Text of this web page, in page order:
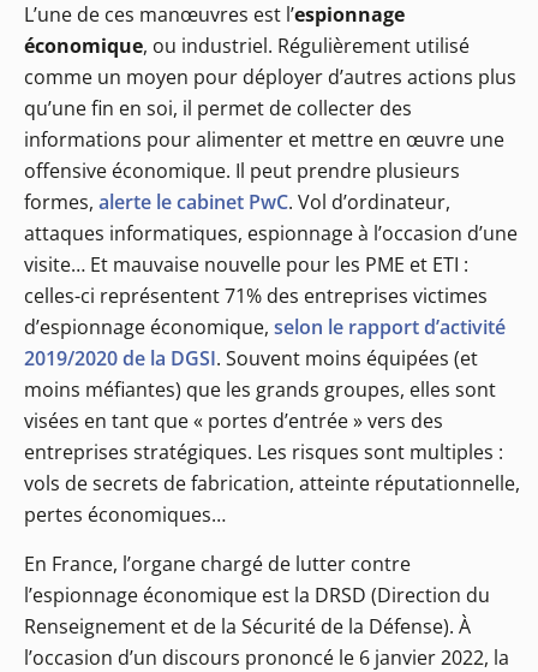
L’une de ces manœuvres est l’espionnage
économique, ou industriel. Régulièrement utilisé
comme un moyen pour déployer d’autres actions plus
qu’une fin en soi, il permet de collecter des
informations pour alimenter et mettre en œuvre une
offensive économique. Il peut prendre plusieurs
formes, alerte le cabinet PwC. Vol d’ordinateur,
attaques informatiques, espionnage à l’occasion d’une
visite… Et mauvaise nouvelle pour les PME et ETI :
celles-ci représentent 71% des entreprises victimes
d’espionnage économique, selon le rapport d’activité
2019/2020 de la DGSI. Souvent moins équipées (et
moins méfiantes) que les grands groupes, elles sont
visées en tant que « portes d’entrée » vers des
entreprises stratégiques. Les risques sont multiples :
vols de secrets de fabrication, atteinte réputationnelle,
pertes économiques…
En France, l’organe chargé de lutter contre
l’espionnage économique est la DRSD (Direction du
Renseignement et de la Sécurité de la Défense). À
l’occasion d’un discours prononcé le 6 janvier 2022, la